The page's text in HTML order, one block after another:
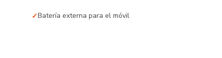
Batería externa para el móvil